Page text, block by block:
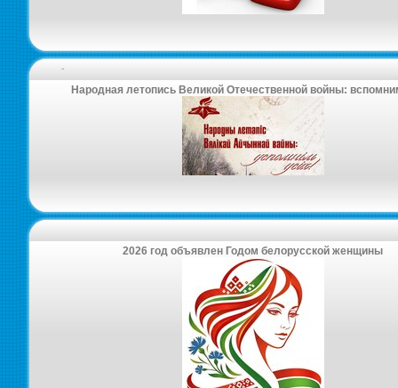
-
Народная летопись Великой Отечественной войны:
2026 год объявлен Годом белорусской женщины